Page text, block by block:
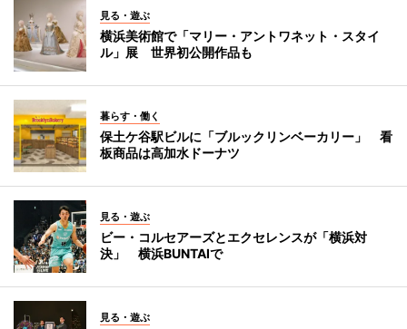
見る・遊ぶ
横浜美術館で「マリー・アントワネット・スタイ
ル」展 世界初公開作品も
暮らす・働く
保土ケ谷駅ビルに「ブルックリンベーカリー」 看
板商品は高加水ドーナツ
見る・遊ぶ
ビー・コルセアーズとエクセレンスが「横浜対
決」 横浜BUNTAIで
見る・遊ぶ